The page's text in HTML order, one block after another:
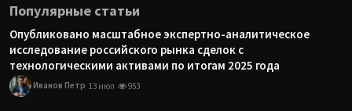
Популярные статьи
Опубликовано масштабное экспертно-аналитическое
исследование российского рынка сделок с
технологическими активами по итогам 2025 года
Иванов Петр 13 июл 953